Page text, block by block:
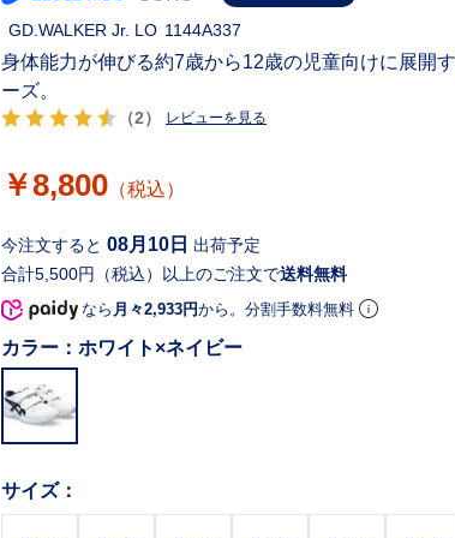
GD.WALKER Jr. LO 1144A337
（2） レビューを見る
身体能力が伸びる約7歳から12歳の児童向けに展開
ーズ。
￥8,800 （税込）
合計5,500円（税込）以上のご注文で送料無料
今注文すると 08月10日 出荷予定
なら 月々2,933円から。分割手数料無料
カラー： ホワイト×ネイビー
サイズ：